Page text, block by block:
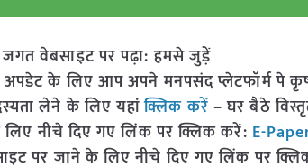
वेबसाइट पर पढ़ा: हमसे जुड़ें
अपडेट के लिए आप अपने मनपसंद प्लेटफॉर्म पे
लेने के लिए यहांक्लिक करें – घर बैठे
नीचे दिए गए लिंक पर क्लिक करें: E-
पर जाने के लिए नीचे दिए गए लिंक पर